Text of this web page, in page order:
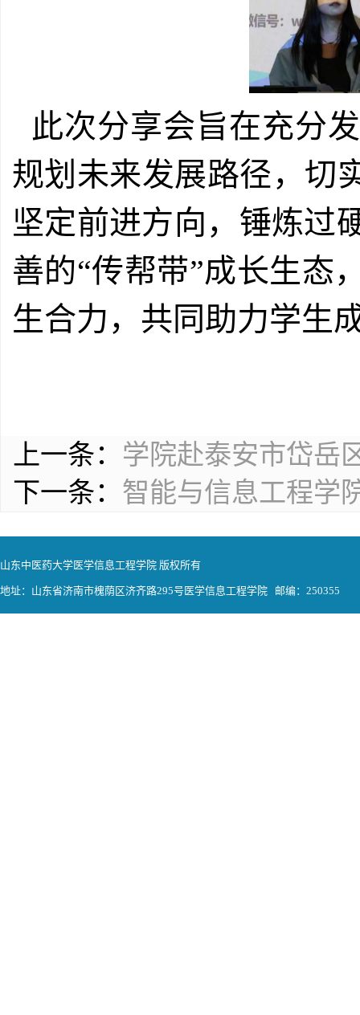
此次分享会旨在充分
规划未来发展路径，切
坚定前进方向，锤炼过
善的“传帮带”成长生态
生合力，共同助力学生
上一条： 学院赴泰安市岱岳
下一条： 智能与信息工程学
山东中医药大学医学信息工程学院 版权所有
地址：山东省济南市槐荫区济齐路295号医学信息工程学院 邮编：250355